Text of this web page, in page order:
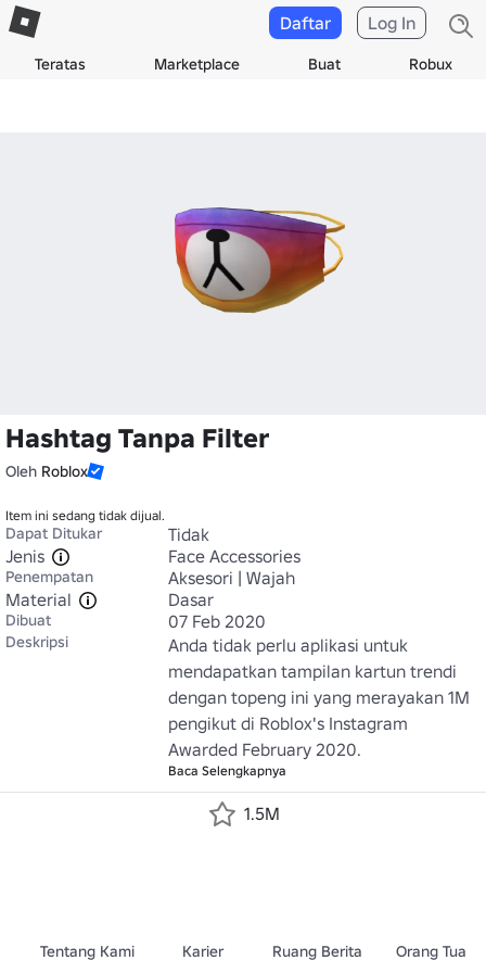
Teratas Marketplace Buat Robux
Daftar Log In
Hashtag Tanpa Filter
Oleh Roblox
Item ini sedang tidak dijual.
Dapat Ditukar
Tidak
Jenis
Face Accessories
Penempatan
Aksesori | Wajah
Material
Dasar
Dibuat 07 Feb 2020
Deskripsi
Anda tidak perlu aplikasi untuk
mendapatkan tampilan kartun trendi
dengan topeng ini yang merayakan 1M
pengikut di Roblox's Instagram
Awarded February 2020.
Baca Selengkapnya
1.5M
Tentang Kami Karier Ruang Berita Orang Tua